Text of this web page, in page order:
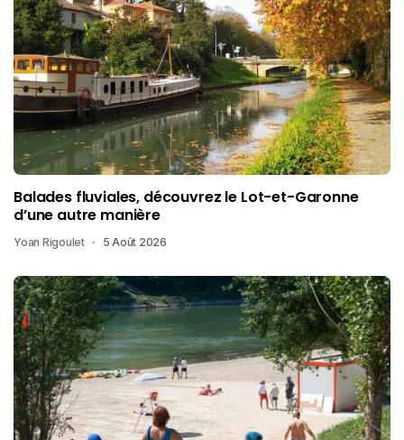
Balades fluviales, découvrez le Lot-et-Garonne
d’une autre manière
Yoan Rigoulet 5 Août 2026